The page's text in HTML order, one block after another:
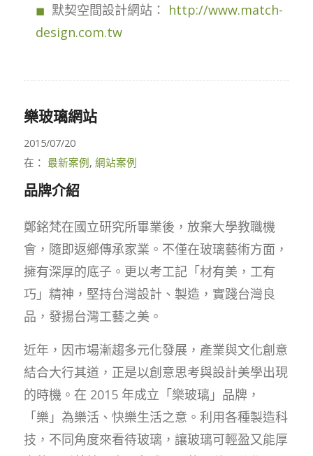
默契空間設計網站： http://www.match-
design.com.tw
樂玻璃網站
2015/07/20
在： 最新案例, 網站案例
品牌介紹
鄭銘梵在國立研究所畢業後，放棄大學教職機
會，隨即返鄉傳承家業。不僅在玻璃藝術方面，
擁有深厚的底子。更以考工記「材有美，工有
巧」精神，堅持台灣設計、製造，實踐台灣良
品，發揚台灣工藝之美。
近年，因市場漸趨多元化發展，產業與文化創意
結合大行其道，正是以創意思考與設計美學出現
的時機。在 2015 年成立「樂玻璃」品牌，
「樂」為樂活、快樂生活之意。利用各種製造科
技，不同角度來看待玻璃，讓玻璃可輕盈又能厚